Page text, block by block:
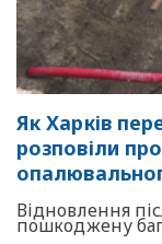
Як Харків
розповіли
Відновлення
пошкоджену